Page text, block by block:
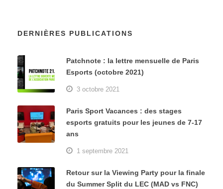
DERNIÈRES PUBLICATIONS
Patchnote : la lettre mensuelle de Paris
Esports (octobre 2021)
3 octobre 2021
Paris Sport Vacances : des stages
esports gratuits pour les jeunes de 7-17
ans
1 septembre 2021
Retour sur la Viewing Party pour la finale
du Summer Split du LEC (MAD vs FNC)